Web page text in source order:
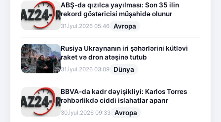
ABŞ-da qızılca yayılması: Son 35 ilin
rekord göstəricisi müşahidə olunur
31.İyul.2026 05:46 Avropa
Rusiya Ukraynanın iri şəhərlərini kütləvi
raket və dron atəşinə tutub
31.İyul.2026 03:09 Dünya
BBVA-da kadr dəyişikliyi: Karlos Torres
rəhbərlikdə ciddi islahatlar aparır
30.İyul.2026 09:33 Avropa